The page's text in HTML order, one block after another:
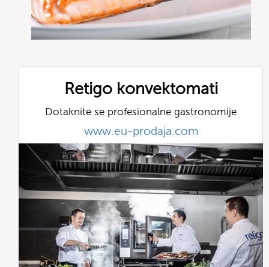
Retigo konvektomati
Dotaknite se profesionalne gastronomije
www.eu-prodaja.com